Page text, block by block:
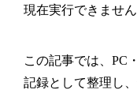
現在実行できません
この記事では、PC
記録として整理し